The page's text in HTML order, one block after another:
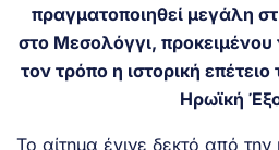
πραγματοποιηθεί μεγάλη
στο Μεσολόγγι, προκειμένου
τον τρόπο η ιστορική
Ηρωϊκή
Το αίτημα έγινε δεκτό από